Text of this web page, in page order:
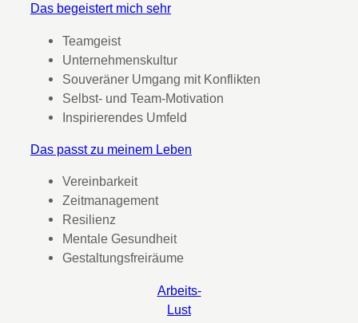
Das begeistert mich sehr
Teamgeist
Unternehmenskultur
Souveräner Umgang mit Konflikten
Selbst- und Team-Motivation
Inspirierendes Umfeld
Das passt zu meinem Leben
Vereinbarkeit
Zeitmanagement
Resilienz
Mentale Gesundheit
Gestaltungsfreiräume
Arbeits-
Lust